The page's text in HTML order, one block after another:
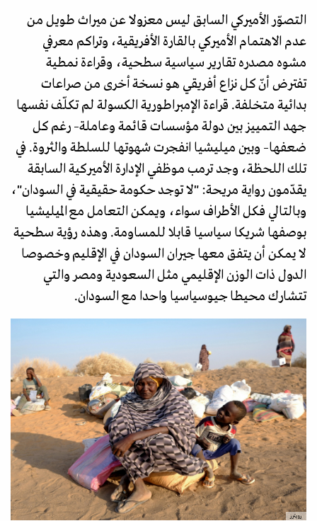
التصوّر الأميركي السابق ليس معزولا عن ميراث طويل من
عدم الاهتمام الأميركي بالقارة الأفريقية، وتراكم معرفي
مشوه مصدره تقارير سياسية سطحية، وقراءة نمطية
تفترض أنّ كل نزاع أفريقي هو نسخة أخرى من صراعات
بدائية متخلفة. قراءة الإمبراطورية الكسولة لم تكلّف نفسها
جهد التمييز بين دولة مؤسسات قائمة وعاملة– رغم كل
ضعفها– وبين ميليشيا انفجرت شهوتها للسلطة والثروة. في
تلك اللحظة، وجد ترمب موظفي الإدارة الأميركية السابقة
يقدّمون رواية مريحة: "لا توجد حكومة حقيقية في السودان"،
وبالتالي فكل الأطراف سواء، ويمكن التعامل مع الميليشيا
بوصفها شريكا سياسيا قابلا للمساومة. وهذه رؤية سطحية
لا يمكن أن يتفق معها جيران السودان في الإقليم وخصوصا
الدول ذات الوزن الإقليمي مثل السعودية ومصر والتي
تتشارك محيطا جيوسياسيا واحدا مع السودان.
رويترز